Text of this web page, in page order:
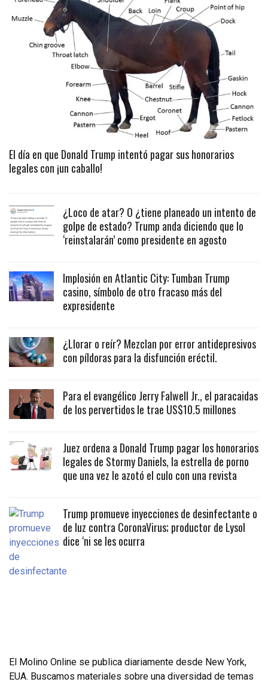
El día en que Donald Trump intentó pagar sus honorarios
legales con ¡un caballo!
¿Loco de atar? O ¿tiene planeado un intento de
golpe de estado? Trump anda diciendo que lo
‘reinstalarán’ como presidente en agosto
Implosión en Atlantic City: Tumban Trump
casino, símbolo de otro fracaso más del
expresidente
¿Llorar o reír? Mezclan por error antidepresivos
con píldoras para la disfunción eréctil.
Para el evangélico Jerry Falwell Jr., el paracaidas
de los pervertidos le trae US$10.5 millones
Juez ordena a Donald Trump pagar los honorarios
legales de Stormy Daniels, la estrella de porno
que una vez le azotó el culo con una revista
Trump promueve inyecciones de desinfectante o
de luz contra CoronaVirus; productor de Lysol
dice ‘ni se les ocurra
El Molino Online se publica diariamente desde New York,
EUA. Buscamos materiales sobre una diversidad de temas